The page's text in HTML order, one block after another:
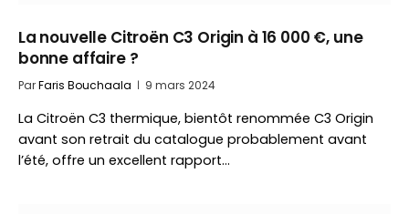
La nouvelle Citroën C3 Origin à 16 000 €, une
bonne affaire ?
ParFaris Bouchaala 9 mars 2024
La Citroën C3 thermique, bientôt renommée C3 Origin
avant son retrait du catalogue probablement avant
l’été, offre un excellent rapport…